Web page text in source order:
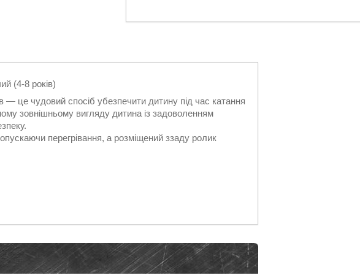
(4-8 років)
— це чудовий спосіб убезпечити дитину під час катання
зовнішньому вигляду дитина із задоволенням
перегрівання, а розміщений ззаду ролик